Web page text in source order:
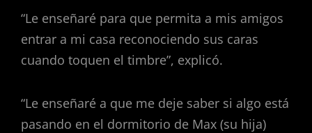
“Le enseñaré para que permita a mis amigos
entrar a mi casa reconociendo sus caras
cuando toquen el timbre”, explicó.
“Le enseñaré a que me deje saber si algo está
pasando en el dormitorio de Max (su hija)